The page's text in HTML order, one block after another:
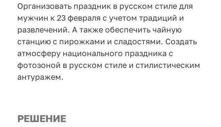
Организовать праздник в русском стиле для
мужчин к 23 февраля с учетом традиций и
развлечений. А также обеспечить чайную
станцию с пирожками и сладостями. Создать
атмосферу национального праздника с
фотозоной в русском стиле и стилистическим
антуражем.
РЕШЕНИЕ